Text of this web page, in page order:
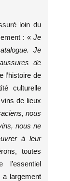
loin du
: « Je
Je
de
l’histoire de
culturelle
de lieux
nous
nous ne
à leur
toutes
a largement